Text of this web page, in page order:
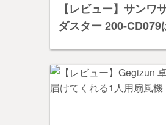
【レビュー】サンワ
ダスター 200-CD079